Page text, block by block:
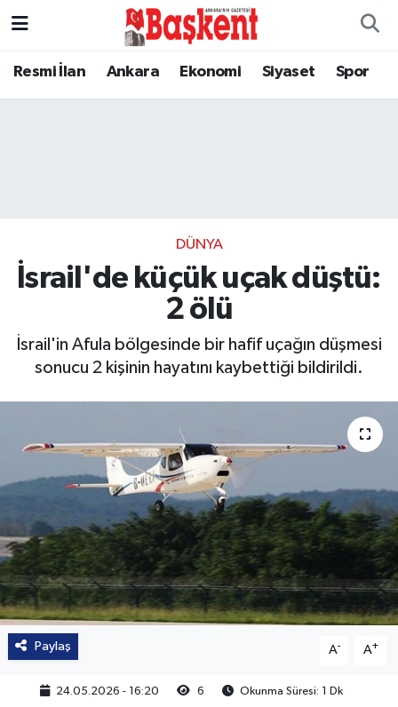
Resmi İlan Ankara Ekonomi Siyaset Spor
DÜNYA
İsrail'de küçük uçak düştü:
2 ölü
İsrail'in Afula bölgesinde bir hafif uçağın düşmesi
sonucu 2 kişinin hayatını kaybettiği bildirildi.
Paylaş A- A+
24.05.2026 - 16:20 6 Okunma Süresi: 1 Dk